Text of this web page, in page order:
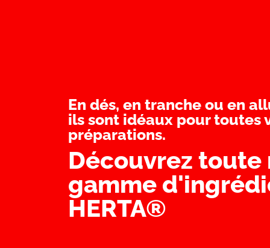
En dés, en tranche ou en
ils sont idéaux pour toutes
préparations.
Découvrez toute
gamme
HERTA®